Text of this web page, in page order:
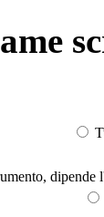
dipende